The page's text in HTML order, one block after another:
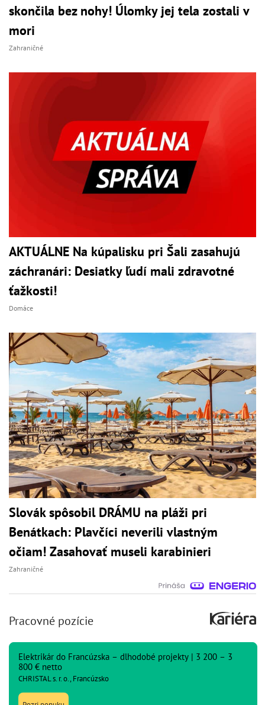
skončila bez nohy! Úlomky jej tela zostali v
mori
Zahraničné
AKTUÁLNE Na kúpalisku pri Šali zasahujú
záchranári: Desiatky ľudí mali zdravotné
ťažkosti!
Domáce
Slovák spôsobil DRÁMU na pláži pri
Benátkach: Plavčíci neverili vlastným
očiam! Zasahovať museli karabinieri
Zahraničné
Pracovné pozície
Elektrikár do Francúzska – dlhodobé projekty | 3 200 – 3
800 € netto
CHRISTAL s. r. o., Francúzsko